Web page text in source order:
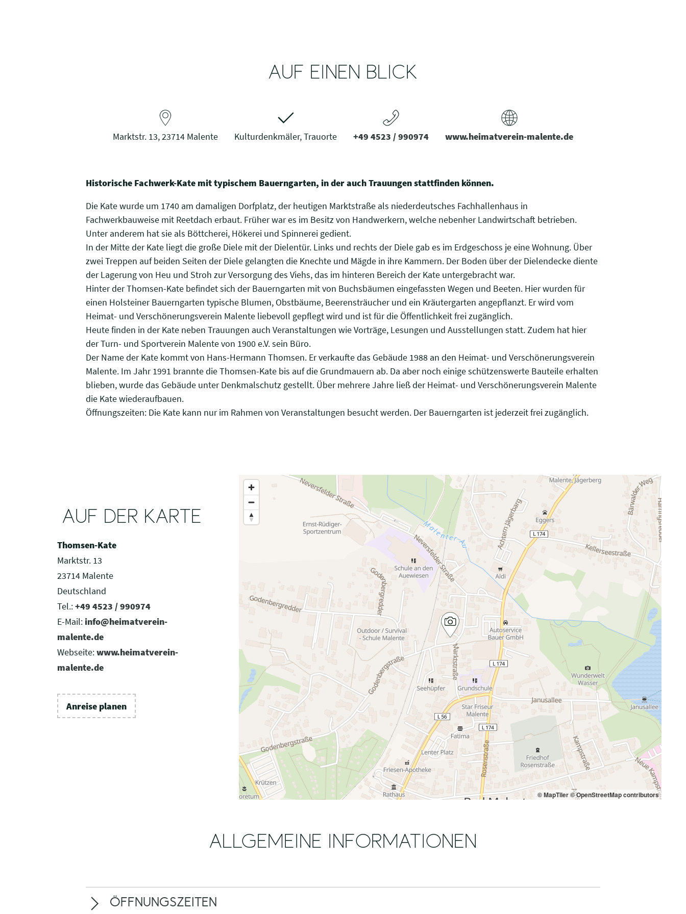
AUF EINEN BLICK
Marktstr. 13, 23714 Malente Kulturdenkmäler, Trauorte +49 4523 / 990974 www.heimatverein-malente.de
Historische Fachwerk-Kate mit typischem Bauerngarten, in der auch Trauungen stattfinden können.
Die Kate wurde um 1740 am damaligen Dorfplatz, der heutigen Marktstraße als niederdeutsches Fachhallenhaus in
Fachwerkbauweise mit Reetdach erbaut. Früher war es im Besitz von Handwerkern, welche nebenher Landwirtschaft betrieben.
Unter anderem hat sie als Böttcherei, Hökerei und Spinnerei gedient.
In der Mitte der Kate liegt die große Diele mit der Dielentür. Links und rechts der Diele gab es im Erdgeschoss je eine Wohnung. Über
zwei Treppen auf beiden Seiten der Diele gelangten die Knechte und Mägde in ihre Kammern. Der Boden über der Dielendecke diente
der Lagerung von Heu und Stroh zur Versorgung des Viehs, das im hinteren Bereich der Kate untergebracht war.
Hinter der Thomsen-Kate befindet sich der Bauerngarten mit von Buchsbäumen eingefassten Wegen und Beeten. Hier wurden für
einen Holsteiner Bauerngarten typische Blumen, Obstbäume, Beerensträucher und ein Kräutergarten angepflanzt. Er wird vom
Heimat- und Verschönerungsverein Malente liebevoll gepflegt wird und ist für die Öffentlichkeit frei zugänglich.
Heute finden in der Kate neben Trauungen auch Veranstaltungen wie Vorträge, Lesungen und Ausstellungen statt. Zudem hat hier
der Turn- und Sportverein Malente von 1900 e.V. sein Büro.
Der Name der Kate kommt von Hans-Hermann Thomsen. Er verkaufte das Gebäude 1988 an den Heimat- und Verschönerungsverein
Malente. Im Jahr 1991 brannte die Thomsen-Kate bis auf die Grundmauern ab. Da aber noch einige schützenswerte Bauteile erhalten
blieben, wurde das Gebäude unter Denkmalschutz gestellt. Über mehrere Jahre ließ der Heimat- und Verschönerungsverein Malente
die Kate wiederaufbauen.
Öffnungszeiten: Die Kate kann nur im Rahmen von Veranstaltungen besucht werden. Der Bauerngarten ist jederzeit frei zugänglich.
AUF DER KARTE
Thomsen-Kate
Marktstr. 13
23714 Malente
Deutschland
Tel.:+49 4523 / 990974
E-Mail: info@heimatverein-
malente.de
Webseite:www.heimatverein-
malente.de
Anreise planen
© MapTiler© OpenStreetMap contributors
ALLGEMEINE INFORMATIONEN
ÖFFNUNGSZEITEN